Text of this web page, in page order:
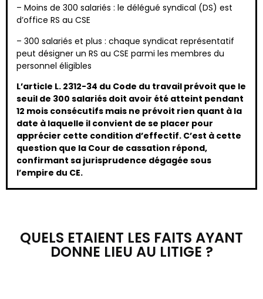
– Moins de 300 salariés : le délégué syndical (DS) est
d’office RS au CSE
– 300 salariés et plus : chaque syndicat représentatif
peut désigner un RS au CSE parmi les membres du
personnel éligibles
L’article L. 2312-34 du Code du travail prévoit que le
seuil de 300 salariés doit avoir été atteint pendant
12 mois consécutifs mais ne prévoit rien quant à la
date à laquelle il convient de se placer pour
apprécier cette condition d’effectif. C’est à cette
question que la Cour de cassation répond,
confirmant sa jurisprudence dégagée sous
l’empire du CE.
QUELS ETAIENT LES FAITS AYANT
DONNE LIEU AU LITIGE ?